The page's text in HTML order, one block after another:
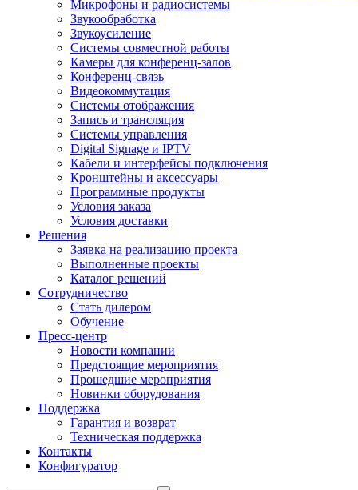
Микрофоны и радиосистемы
Звукообработка
Звукоусиление
Системы совместной работы
Камеры для конференц-залов
Конференц-связь
Видеокоммутация
Системы отображения
Запись и трансляция
Системы управления
Digital Signage и IPTV
Кабели и интерфейсы подключения
Кронштейны и аксессуары
Программные продукты
Условия заказа
Условия доставки
Решения
Заявка на реализацию проекта
Выполненные проекты
Каталог решений
Сотрудничество
Стать дилером
Обучение
Пресс-центр
Новости компании
Предстоящие мероприятия
Прошедшие мероприятия
Новинки оборудования
Поддержка
Гарантия и возврат
Техническая поддержка
Контакты
Конфигуратор